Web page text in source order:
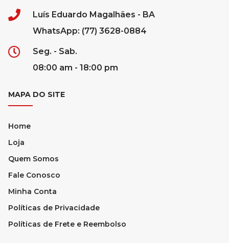
Luís Eduardo Magalhães - BA
WhatsApp: (77) 3628-0884
Seg. - Sab.
08:00 am - 18:00 pm
MAPA DO SITE
Home
Loja
Quem Somos
Fale Conosco
Minha Conta
Políticas de Privacidade
Políticas de Frete e Reembolso